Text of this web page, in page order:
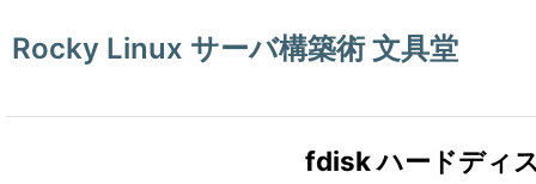
Rocky Linux サーバ構築術 文具堂
fdisk ハードディ